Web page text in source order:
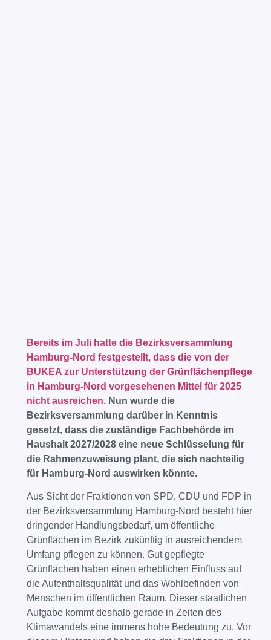
Bereits im Juli hatte die Bezirksversammlung
Hamburg-Nord festgestellt, dass die von der
BUKEA zur Unterstützung der Grünflächenpflege
in Hamburg-Nord vorgesehenen Mittel für 2025
nicht ausreichen. Nun wurde die
Bezirksversammlung darüber in Kenntnis
gesetzt, dass die zuständige Fachbehörde im
Haushalt 2027/2028 eine neue Schlüsselung für
die Rahmenzuweisung plant, die sich nachteilig
für Hamburg-Nord auswirken könnte.
Aus Sicht der Fraktionen von SPD, CDU und FDP in
der Bezirksversammlung Hamburg-Nord besteht hier
dringender Handlungsbedarf, um öffentliche
Grünflächen im Bezirk zukünftig in ausreichendem
Umfang pflegen zu können. Gut gepflegte
Grünflächen haben einen erheblichen Einfluss auf
die Aufenthaltsqualität und das Wohlbefinden von
Menschen im öffentlichen Raum. Dieser staatlichen
Aufgabe kommt deshalb gerade in Zeiten des
Klimawandels eine immens hohe Bedeutung zu. Vor